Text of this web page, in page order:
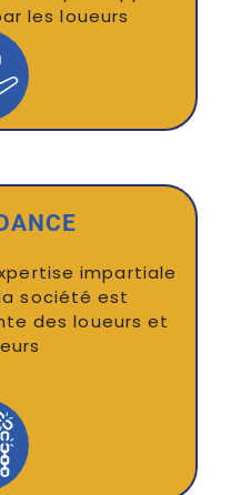
les loueurs
impartiale
société est
des loueurs et